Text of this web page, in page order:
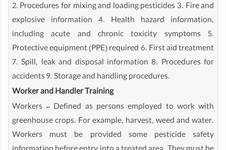
2. Procedures for mixing and loading pesticides 3. Fire and
explosive information 4. Health hazard information,
including acute and chronic toxicity symptoms 5.
Protective equipment (PPE) required 6. First aid treatment
7. Spill, leak and disposal information 8. Procedures for
accidents 9. Storage and handling procedures.
Worker and Handler Training
Workers – Defined as persons employed to work with
greenhouse crops. For example, harvest, weed and water.
Workers must be provided some pesticide safety